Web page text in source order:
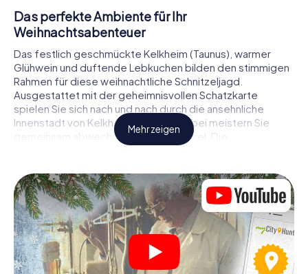
Das perfekte Ambiente für Ihr
Weihnachtsabenteuer
Das festlich geschmückte Kelkheim (Taunus), warmer
Glühwein und duftende Lebkuchen bilden den stimmigen
Rahmen für diese weihnachtliche Schnitzeljagd.
Ausgestattet mit der geheimnisvollen Schatzkarte
spielen Sie sich nach und nach durch die ansehnliche
Innenstadt von Kelkheim (Taunus). Dabei meistern Sie
gemeinsam abwechslungsreiche Rätsel. Die
Weihnachtsthematik zieht sich als roter Faden durch das
Weise erfahren Sie faszinierende Anekdoten rund um das
nahende Weihnachtsfest. Wird es Ihnen gelingen, die
Hinweise richtig zu deuten und anderen Schatzsuchern
stets einen Schritt voraus zu sein?
Der Weihnachtsmarkt von Kelkheim (Taunus) als
Zwischenstopp
Mehr zeigen